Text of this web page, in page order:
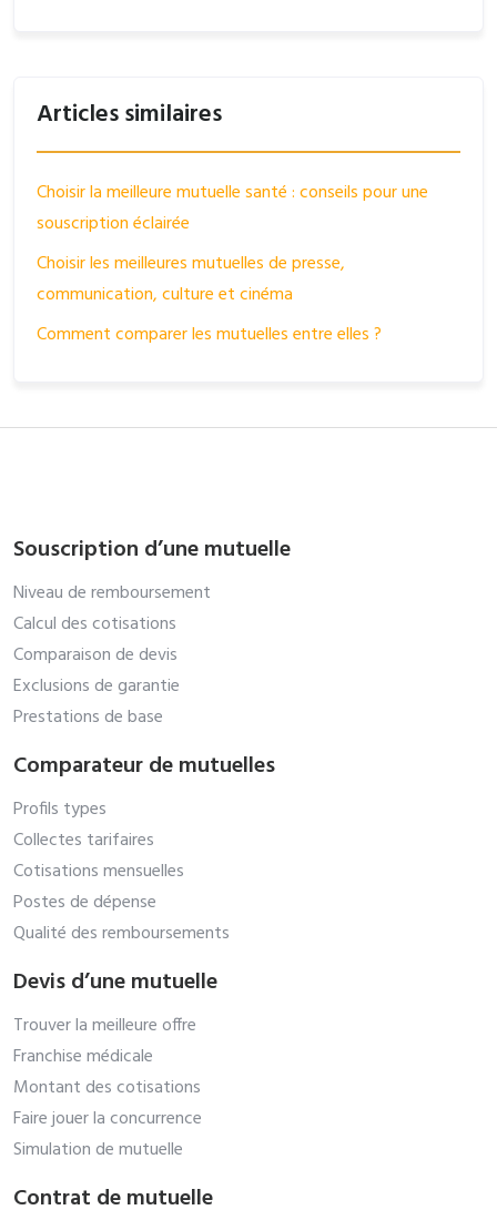
Articles similaires
Choisir la meilleure mutuelle santé : conseils pour une
souscription éclairée
Choisir les meilleures mutuelles de presse,
communication, culture et cinéma
Comment comparer les mutuelles entre elles ?
Souscription d’une mutuelle
Niveau de remboursement
Calcul des cotisations
Comparaison de devis
Exclusions de garantie
Prestations de base
Comparateur de mutuelles
Profils types
Collectes tarifaires
Cotisations mensuelles
Postes de dépense
Qualité des remboursements
Devis d’une mutuelle
Trouver la meilleure offre
Franchise médicale
Montant des cotisations
Faire jouer la concurrence
Simulation de mutuelle
Contrat de mutuelle